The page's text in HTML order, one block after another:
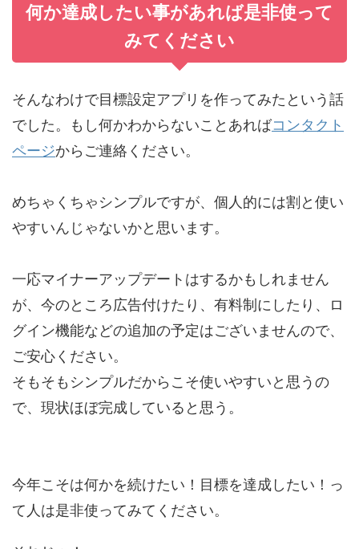
何か達成したい事があれば是非使って
みてください
そんなわけで目標設定アプリを作ってみたという話
でした。もし何かわからないことあればコンタクト
ページからご連絡ください。
めちゃくちゃシンプルですが、個人的には割と使い
やすいんじゃないかと思います。
一応マイナーアップデートはするかもしれません
が、今のところ広告付けたり、有料制にしたり、ロ
グイン機能などの追加の予定はございませんので、
ご安心ください。
そもそもシンプルだからこそ使いやすいと思うの
で、現状ほぼ完成していると思う。
今年こそは何かを続けたい！目標を達成したい！っ
て人は是非使ってみてください。